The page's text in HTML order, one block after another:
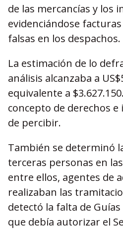
de las mercancías y los
evidenciándose
falsas en los despachos.
La estimación de lo
análisis alcanzaba a
equivalente a
concepto de derechos
de percibir.
También se determinó
terceras personas en
entre ellos, agentes de
realizaban las
detectó la falta de
que debía autorizar el